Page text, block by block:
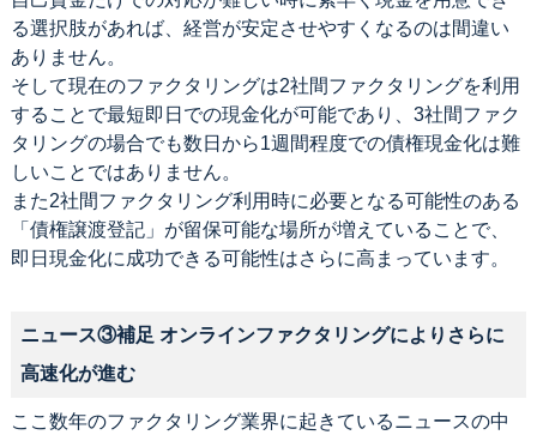
る選択肢があれば、経営が安定させやすくなるのは間違い
ありません。
そして現在のファクタリングは2社間ファクタリングを利用
することで最短即日での現金化が可能であり、3社間ファク
タリングの場合でも数日から1週間程度での債権現金化は難
しいことではありません。
また2社間ファクタリング利用時に必要となる可能性のある
「債権譲渡登記」が留保可能な場所が増えていることで、
即日現金化に成功できる可能性はさらに高まっています。
ニュース③補足 オンラインファクタリングによりさらに
高速化が進む
ここ数年のファクタリング業界に起きているニュースの中